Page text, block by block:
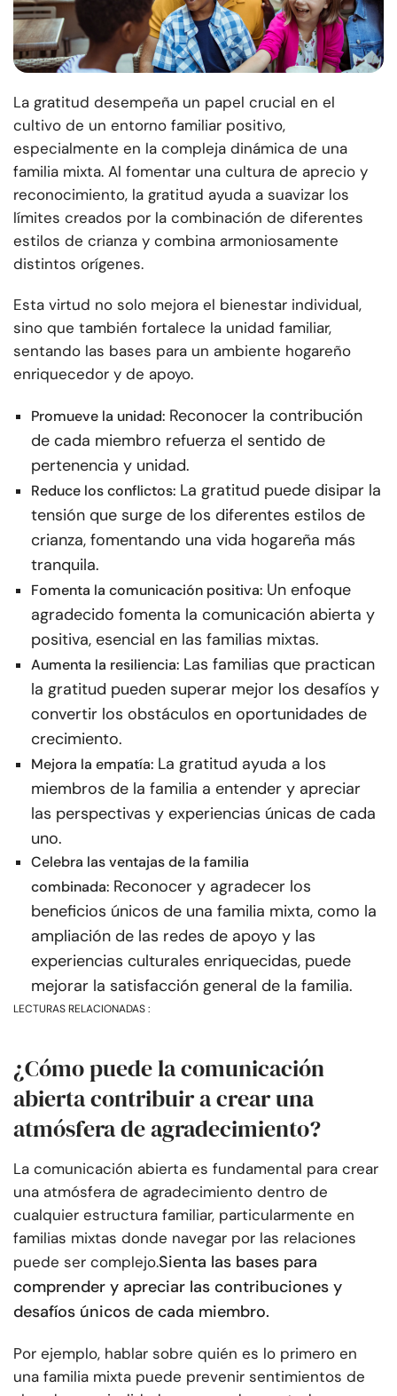
La gratitud desempeña un papel crucial en el
cultivo de un entorno familiar positivo,
especialmente en la compleja dinámica de una
familia mixta. Al fomentar una cultura de aprecio y
reconocimiento, la gratitud ayuda a suavizar los
límites creados por la combinación de diferentes
estilos de crianza y combina armoniosamente
distintos orígenes.
Esta virtud no solo mejora el bienestar individual,
sino que también fortalece la unidad familiar,
sentando las bases para un ambiente hogareño
enriquecedor y de apoyo.
Promueve la unidad: Reconocer la contribución
de cada miembro refuerza el sentido de
pertenencia y unidad.
Reduce los conflictos: La gratitud puede disipar la
tensión que surge de los diferentes estilos de
crianza, fomentando una vida hogareña más
tranquila.
Fomenta la comunicación positiva: Un enfoque
agradecido fomenta la comunicación abierta y
positiva, esencial en las familias mixtas.
Aumenta la resiliencia: Las familias que practican
la gratitud pueden superar mejor los desafíos y
convertir los obstáculos en oportunidades de
crecimiento.
Mejora la empatía: La gratitud ayuda a los
miembros de la familia a entender y apreciar
las perspectivas y experiencias únicas de cada
uno.
Celebra las ventajas de la familia
combinada: Reconocer y agradecer los
beneficios únicos de una familia mixta, como la
ampliación de las redes de apoyo y las
experiencias culturales enriquecidas, puede
mejorar la satisfacción general de la familia.
LECTURAS RELACIONADAS :
¿Cómo puede la comunicación
abierta contribuir a crear una
atmósfera de agradecimiento?
La comunicación abierta es fundamental para crear
una atmósfera de agradecimiento dentro de
cualquier estructura familiar, particularmente en
familias mixtas donde navegar por las relaciones
puede ser complejo.Sienta las bases para
comprender y apreciar las contribuciones y
desafíos únicos de cada miembro.
Por ejemplo, hablar sobre quién es lo primero en
una familia mixta puede prevenir sentimientos de